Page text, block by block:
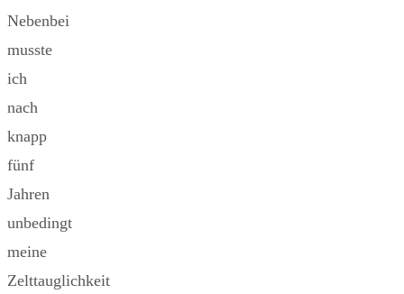
Nebenbei
musste
ich
nach
knapp
fünf
Jahren
unbedingt
meine
Zelttauglichkeit